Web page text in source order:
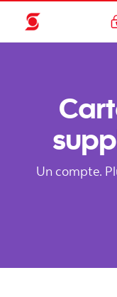
Un compte.